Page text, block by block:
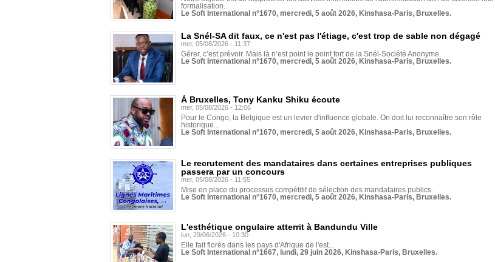
formalisation.
Le Soft International n°1670, mercredi, 5 août 2026, Kinshasa-Paris, Bruxelles.
La Snél-SA dit faux, ce n'est pas l'étiage, c'est trop de sable non dégagé
mer, 05/08/2026 - 11:37
Gérer, c’est prévoir. Mais là n’est point le point fort de la Snél-Société Anonyme.
Le Soft International n°1670, mercredi, 5 août 2026, Kinshasa-Paris, Bruxelles.
À Bruxelles, Tony Kanku Shiku écoute
mer, 05/08/2026 - 12:06
Pour le Congo, la Belgique est un levier d'influence globale. On doit lui reconnaître son rôle
historique...
Le Soft International n°1670, mercredi, 5 août 2026, Kinshasa-Paris, Bruxelles.
Le recrutement des mandataires dans certaines entreprises publiques
passera par un concours
mer, 05/08/2026 - 11:55
Mise en place du processus compétitif de sélection des mandataires publics.
Le Soft International n°1670, mercredi, 5 août 2026, Kinshasa-Paris, Bruxelles.
L'esthétique ongulaire atterrit à Bandundu Ville
lun, 29/06/2026 - 10:30
Elle fait florès dans les pays d'Afrique de l'est...
Le Soft International n°1667, lundi, 29 juin 2026, Kinshasa-Paris, Bruxelles.